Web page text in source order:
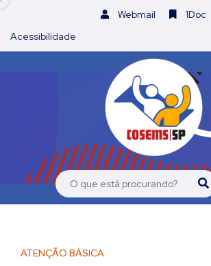
Webmail
1Doc
Acessibilidade
ATENÇÃO BÁSICA